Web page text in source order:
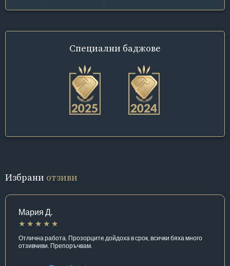
Специални баджове
Избрани отзиви
Мария Д.
Отлична работа. Прозорците дойдоха в срок, всички бяха много
отзивчиви. Препоръчвам.